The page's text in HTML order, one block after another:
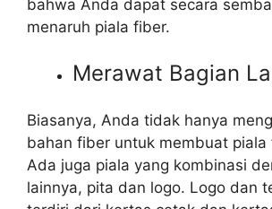
bahwa Anda dapat secara
menaruh piala fiber.
Merawat Bagian
Biasanya, Anda tidak hanya
bahan fiber untuk membuat piala
Ada juga piala yang kombinasi
lainnya, pita dan logo. Logo dan